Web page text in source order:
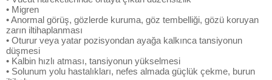
• Migren
• Anormal görüş, gözlerde kuruma, göz tembelliği, gözü koruyan
zarın iltihaplanması
• Oturur veya yatar pozisyondan ayağa kalkınca tansiyonun
düşmesi
• Kalbin hızlı atması, tansiyonun yükselmesi
• Solunum yolu hastalıkları, nefes almada güçlük çekme, burun